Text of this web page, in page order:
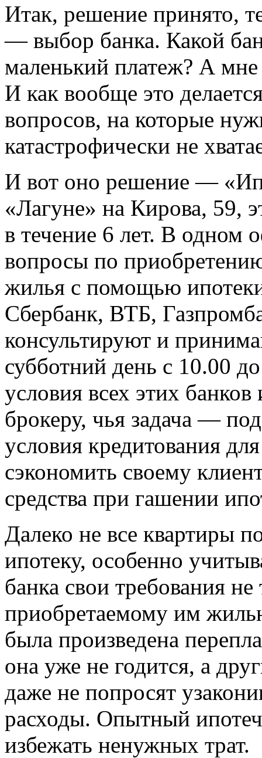
Итак, решение принято,
— выбор банка. Какой
маленький платеж? А мне
И как вообще это
вопросов, на которые
катастрофически не
И вот оно решение —
«Лагуне» на Кирова, 59,
в течение 6 лет. В одном
вопросы по
жилья с помощью
Сбербанк, ВТБ,
консультируют и
субботний день с 10.00
условия всех этих
брокеру, чья задача —
условия кредитования
сэкономить своему
средства при гашении
Далеко не все квартиры
ипотеку, особенно
банка свои требования
приобретаемому им
была произведена
она уже не годится, а
даже не попросят
расходы. Опытный
избежать ненужных трат.